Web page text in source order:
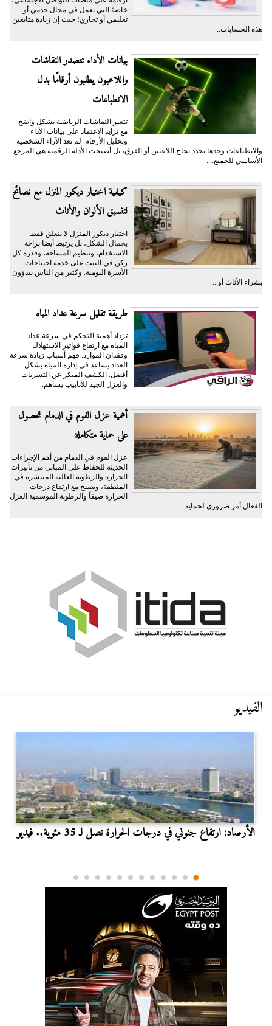
خاصةً التي تعمل في مجال خدمي أو
تعليمي أو تجاري؛ حيث إن زيادة متابعين
هذه الحسابات...
بيانات الأداء تتصدر النقاشات
واللاعبون يطلبون أرقامًا بدل
الانطباعات
تتغير النقاشات الرياضية بشكل واضح
مع تزايد الاعتماد على بيانات الأداء
وتحليل الأرقام. لم تعد الآراء الشخصية
والانطباعات وحدها تحدد نجاح اللاعبين أو الفرق، بل أصبحت الأدلة الرقمية هي المرجع
الأساسي للجميع....
كيفية اختيار ديكور المنزل مع نصائح
لتنسيق الألوان والأثاث
اختيار ديكور المنزل لا يتعلق فقط
بجمال الشكل، بل يرتبط أيضا براحة
الاستخدام، وتنظيم المساحة، وقدرة كل
ركن في البيت على خدمة احتياجات
الأسرة اليومية. وكثير من الناس يبدؤون
بشراء الأثاث أو...
طريقة تقليل سرعة عداد المياه
تزداد أهمية التحكم في سرعة عداد
المياه مع ارتفاع فواتير الاستهلاك
وفقدان الموارد. فهم أسباب زيادة سرعة
العداد يساعد في إدارة المياه بشكل
أفضل. الكشف المبكر عن التسربات
والعزل الجيد للأنابيب يساهم...
أهمية عزل الفوم في الدمام للحصول
على حماية متكاملة
عزل الفوم في الدمام من أهم الإجراءات
الحديثة للحفاظ على المباني من تأثيرات
الحرارة والرطوبة العالية المنتشرة في
المنطقة، ويصبح مع ارتفاع درجات
الحرارة صيفاً والرطوبة الموسمية العزل
الفعال أمر ضروري لحماية...
الفيديو
الأرصاد: ارتفاع جنوني في درجات الحرارة تصل لـ 35 مئوية.. فيديو